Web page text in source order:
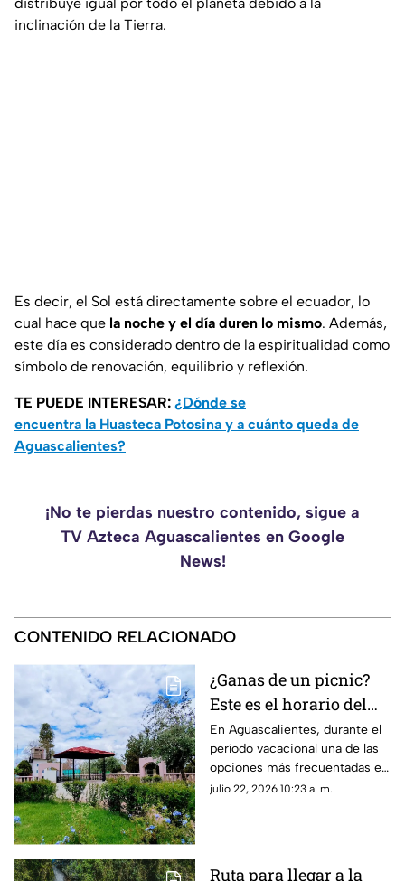
inclinación de la Tierra.
Es decir, el Sol está directamente sobre el ecuador, lo
cual hace que la noche y el día duren lo mismo. Además,
este día es considerado dentro de la espiritualidad como
símbolo de renovación, equilibrio y reflexión.
TE PUEDE INTERESAR: ¿Dónde se
encuentra la Huasteca Potosina y a cuánto queda de
Aguascalientes?
¡No te pierdas nuestro contenido, sigue a
TV Azteca Aguascalientes en Google
News!
CONTENIDO RELACIONADO
¿Ganas de un picnic?
Este es el horario del
Parque Rodolfo
Landeros en
Aguascalientes
En Aguascalientes, durante el
período vacacional una de las
opciones más frecuentadas es
ir al Parque Rodolfo Landeros
julio 22, 2026 10:23 a. m.
Ruta para llegar a la